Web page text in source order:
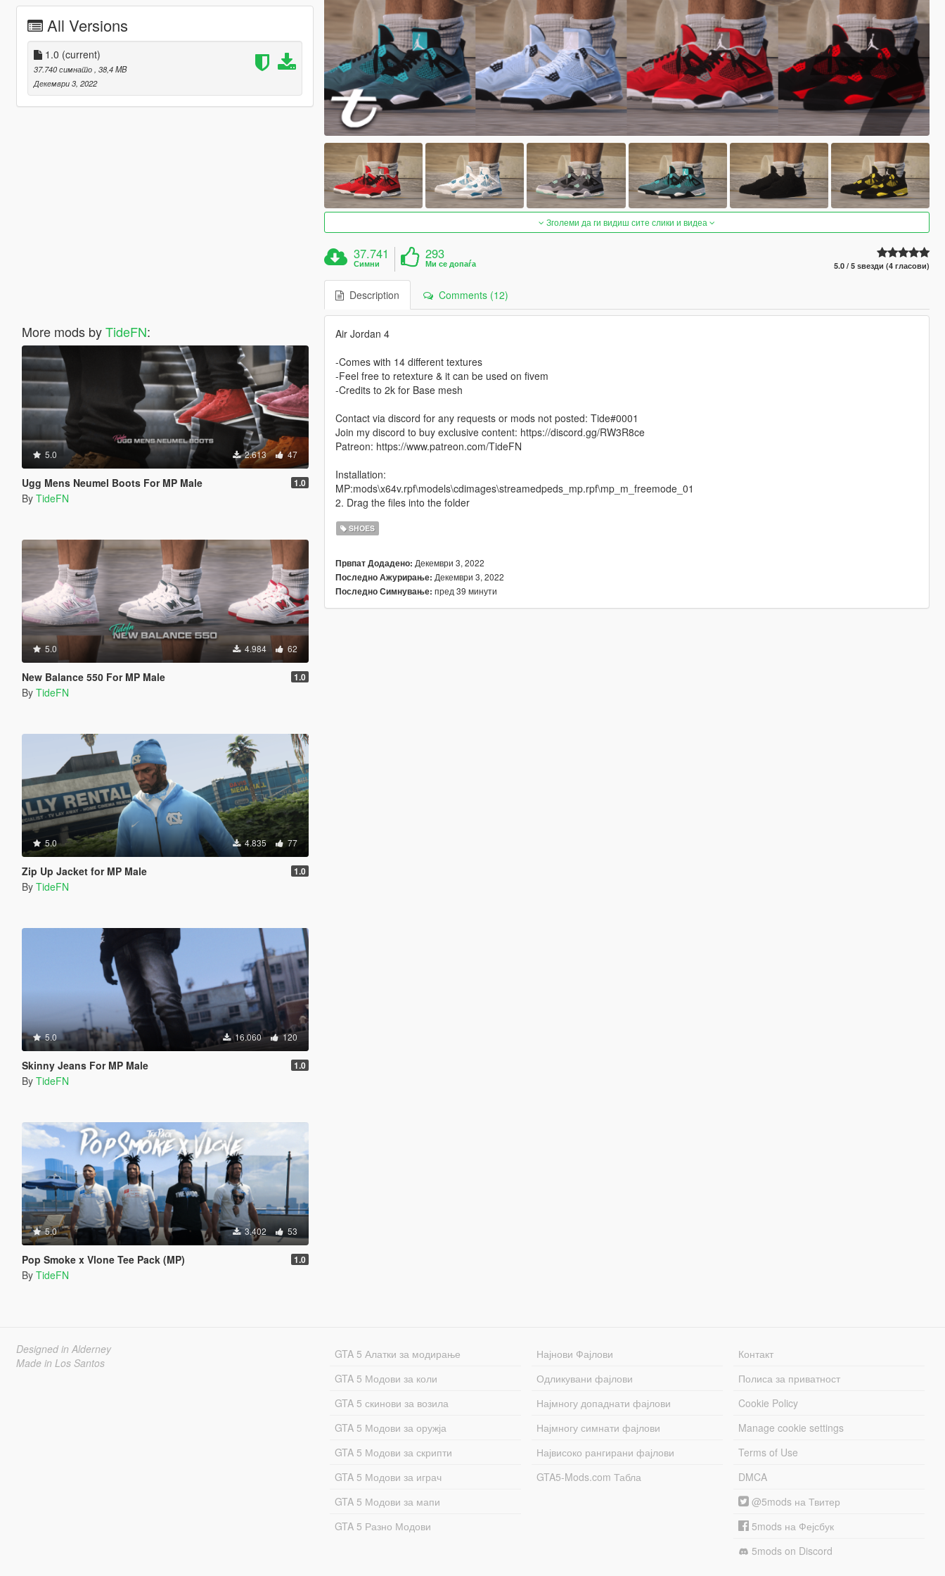
All Versions
1.0 (current)
37.740 симнато , 38,4 MB
Декември 3, 2022
More mods byTideFN:
5.0 2.613 47
Ugg Mens Neumel Boots For MP Male 1.0
By TideFN
5.0 4.984 62
New Balance 550 For MP Male 1.0
By TideFN
5.0 4.835 77
Zip Up Jacket for MP Male 1.0
By TideFN
5.0 16.060 120
Skinny Jeans For MP Male 1.0
By TideFN
5.0 3.402 53
Pop Smoke x Vlone Tee Pack (MP) 1.0
By TideFN
Зголеми да ги видиш сите слики и видеа
37.741
Симни
293
Ми се допаѓа 5.0 / 5 ѕвезди (4 гласови)
Description Comments (12)
Air Jordan 4
-Comes with 14 different textures
-Feel free to retexture & it can be used on fivem
-Credits to 2k for Base mesh
Contact via discord for any requests or mods not posted: Tide#0001
Join my discord to buy exclusive content: https://discord.gg/RW3R8ce
Patreon: https://www.patreon.com/TideFN
Installation:
MP:mods\x64v.rpf\models\cdimages\streamedpeds_mp.rpf\mp_m_freemode_01
2. Drag the files into the folder
SHOES
Првпат Додадено: Декември 3, 2022
Последно Ажурирање: Декември 3, 2022
Последно Симнување: пред 39 минути
Designed in Alderney
Made in Los Santos
GTA 5 Алатки за модирање
GTA 5 Модови за коли
GTA 5 скинови за возила
GTA 5 Модови за оружја
GTA 5 Модови за скрипти
GTA 5 Модови за играч
GTA 5 Модови за мапи
GTA 5 Разно Модови
Најнови Фајлови
Одликувани фајлови
Најмногу допаднати фајлови
Најмногу симнати фајлови
Највисоко рангирани фајлови
GTA5-Mods.com Табла
Контакт
Полиса за приватност
Cookie Policy
Manage cookie settings
Terms of Use
DMCA
@5mods на Твитер
5mods на Фејсбук
5mods on Discord